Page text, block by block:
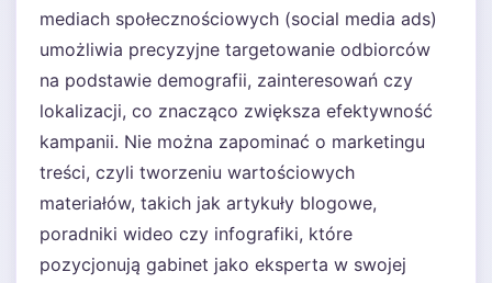
mediach społecznościowych (social media ads)
umożliwia precyzyjne targetowanie odbiorców
na podstawie demografii, zainteresowań czy
lokalizacji, co znacząco zwiększa efektywność
kampanii. Nie można zapominać o marketingu
treści, czyli tworzeniu wartościowych
materiałów, takich jak artykuły blogowe,
poradniki wideo czy infografiki, które
pozycjonują gabinet jako eksperta w swojej